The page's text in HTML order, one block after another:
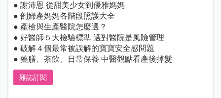
● 謝沛恩 從甜美少女到優雅媽媽
● 剖婦產媽媽各階段照護大全
● 產檢與生產醫院怎麼選？
● 好醫師５大檢驗標準 選對醫院是風險管理
● 破解４個最常被誤解的寶寶安全感問題
● 藥膳、茶飲、日常保養 中醫觀點看產後掉髮
雜誌訂閱